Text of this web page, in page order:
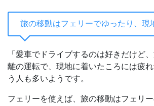
旅の移動はフェリーでゆったり、現
「愛車でドライブするのは好きだけど
離の運転で、現地に着いたころには疲
う人も多いようです。
フェリーを使えば、旅の移動はフェリ